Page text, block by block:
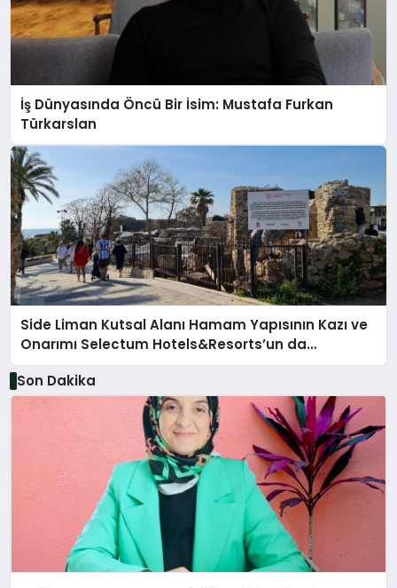
İş Dünyasında Öncü Bir İsim: Mustafa Furkan
Türkarslan
Side Liman Kutsal Alanı Hamam Yapısının Kazı ve
Onarımı Selectum Hotels&Resorts’un da
Katkılarıyla Tamamlandı
Son Dakika